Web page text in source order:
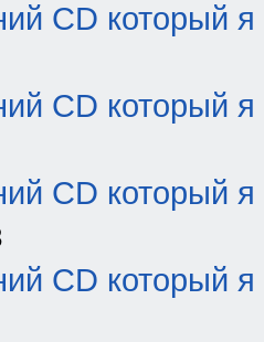
CD который я
CD который я
CD который я
CD который я